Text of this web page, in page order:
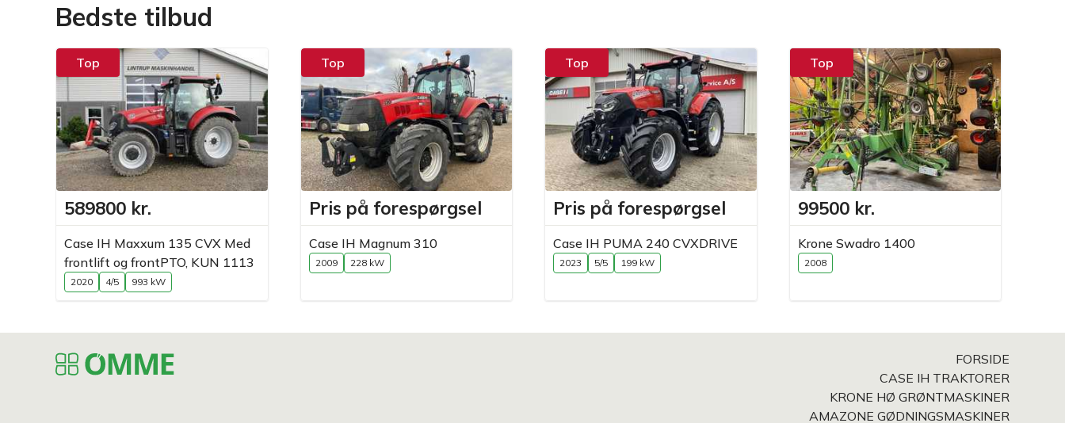
Bedste tilbud
Top
589800 kr.
Case IH Maxxum 135 CVX Med
frontlift og frontPTO, KUN 1113
2020 4/5 993 kW
Top
Pris på forespørgsel
Case IH Magnum 310
2009 228 kW
Top
Pris på forespørgsel
Case IH PUMA 240 CVXDRIVE
2023 5/5 199 kW
Top
99500 kr.
Krone Swadro 1400
2008
FORSIDE
CASE IH TRAKTORER
KRONE HØ GRØNTMASKINER
AMAZONE GØDNINGSMASKINER